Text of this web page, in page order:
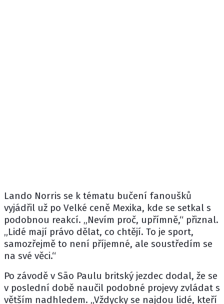
Lando Norris se k tématu bučení fanoušků
vyjádřil už po Velké ceně Mexika, kde se setkal s
podobnou reakcí. „Nevím proč, upřímně,“ přiznal.
„Lidé mají právo dělat, co chtějí. To je sport,
samozřejmě to není příjemné, ale soustředím se
na své věci.“
Po závodě v São Paulu britský jezdec dodal, že se
v poslední době naučil podobné projevy zvládat s
větším nadhledem. „Vždycky se najdou lidé, kteří